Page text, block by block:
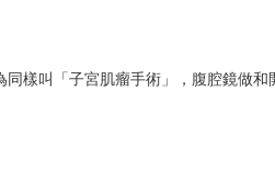
樣叫「子宮肌瘤手術」，腹腔鏡做和